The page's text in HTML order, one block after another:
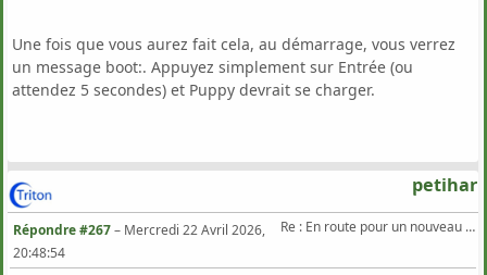
Une fois que vous aurez fait cela, au démarrage, vous verrez
un message boot:. Appuyez simplement sur Entrée (ou
attendez 5 secondes) et Puppy devrait se charger.
petihar
Re : En route pour un nouveau Triton .
Répondre #267– Mercredi 22 Avril 2026,
20:48:54